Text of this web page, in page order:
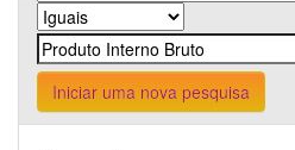
Iniciar uma nova pesquisa